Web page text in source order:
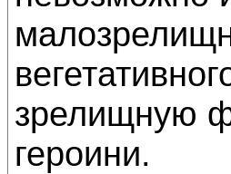
зрелищную
героини.